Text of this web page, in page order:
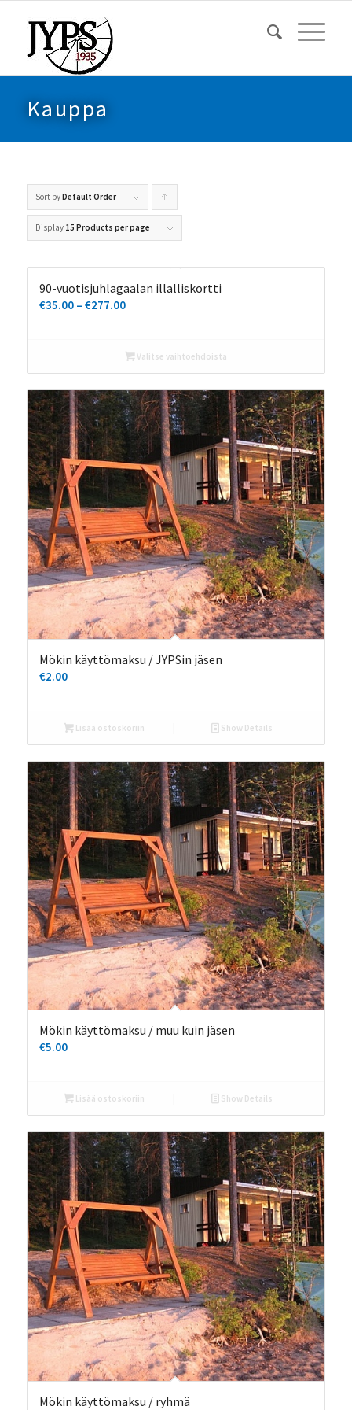
Kauppa
Sort byDefault Order
products
ascending
Display 15 Products per page
90-vuotisjuhlagaalan illalliskortti
€35.00 – €277.00Hintaluokka:
€277.00
Valitse vaihtoehdoista
Mökin käyttömaksu / JYPSin jäsen
€2.00
Lisää ostoskoriin Show Details
Mökin käyttömaksu / muu kuin jäsen
€5.00
Lisää ostoskoriin Show Details
Mökin käyttömaksu / ryhmä